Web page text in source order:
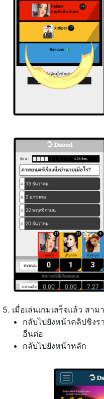
5. เมื่อเล่นเกมเสร็จแล้ว สาม
กลับไปยังหน้าคลิปชิงร
อื่นต่อ
กลับไปยังหน้าหลัก